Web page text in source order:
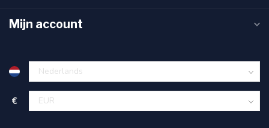
Mijn account
€